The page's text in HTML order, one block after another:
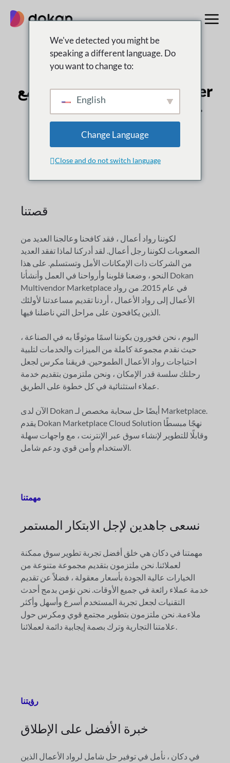
إلى
المحتوى
تمكين رواد الأعمال مع Premier
حلول السوق متعددة البائعين
قصتنا
لكوننا رواد أعمال ، فقد كافحنا وعالجنا العديد من
الصعوبات لكوننا رجل أعمال. لقد أدركنا لماذا تفقد العديد
من الشركات ذات الإمكانات الأمل وتستسلم. على هذا
النحو ، وضعنا قلوبنا وأرواحنا في العمل وأنشأنا Dokan
Multivendor Marketplace في عام 2015. من رواد
الأعمال إلى رواد الأعمال ، أردنا تقديم مساعدتنا لأولئك
الذين يكافحون على مراحل التي ناضلنا فيها.
اليوم ، نحن فخورون بكوننا اسمًا موثوقًا به في الصناعة ،
حيث نقدم مجموعة كاملة من الميزات والخدمات لتلبية
احتياجات رواد الأعمال الطموحين. فريقنا مكرس لجعل
رحلتك سلسة قدر الإمكان ، ونحن ملتزمون بتقديم خدمة
عملاء استثنائية في كل خطوة على الطريق.
الآن لدى Dokan أيضًا حل سحابة مخصص لـ Marketplace.
يقدم Dokan Marketplace Cloud Solution نهجًا مبسطًا
وقابلًا للتطوير لإنشاء سوق عبر الإنترنت ، مع واجهات سهلة
الاستخدام وأمن قوي ودعم شامل.
مهمتنا
نسعى جاهدين لإجل الابتكار المستمر
مهمتنا في دكان هي خلق أفضل تجربة تطوير سوق ممكنة
لعملائنا. نحن ملتزمون بتقديم مجموعة متنوعة من
الخيارات عالية الجودة بأسعار معقولة ، فضلاً عن تقديم
خدمة عملاء رائعة في جميع الأوقات. نحن نؤمن بدمج أحدث
التقنيات لجعل تجربة المستخدم أسرع وأسهل وأكثر
ملاءمة. نحن ملتزمون بتطوير مجتمع قوي ومكرس حول
علامتنا التجارية وترك بصمة إيجابية دائمة لعملائنا.
رؤيتنا
خبرة الأفضل على الإطلاق
في دكان ، نأمل في توفير حل شامل لرواد الأعمال الذين
We've detected you might be
speaking a different language. Do
you want to change to:
English
Change Language
Close and do not switch language